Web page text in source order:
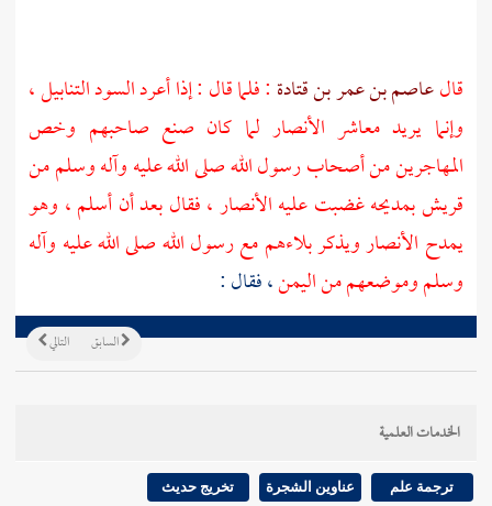
قالعاصم بن عمر بن قتادة : فلما قال : إذا أعرد السود التنابيل ،
وإنما يريد معاشر الأنصار لما كان صنع صاحبهم وخص
المهاجرينمن أصحاب رسول الله صلى الله عليه وآله وسلم من
قريشبمديحه غضبت عليهالأنصار، فقال بعد أن أسلم ، وهو
يمدح الأنصارويذكر بلاءهم مع رسول الله صلى الله عليه وآله
وسلم وموضعهم مناليمن، فقال :
التالي السابق
الخدمات العلمية
ترجمة علم عناوين الشجرة تخريج حديث